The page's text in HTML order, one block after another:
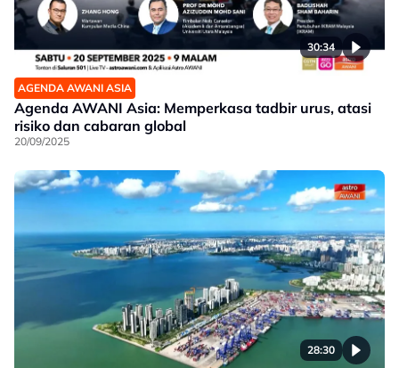
30:34
AGENDA AWANI ASIA
Agenda AWANI Asia: Memperkasa tadbir urus, atasi
risiko dan cabaran global
20/09/2025
28:30